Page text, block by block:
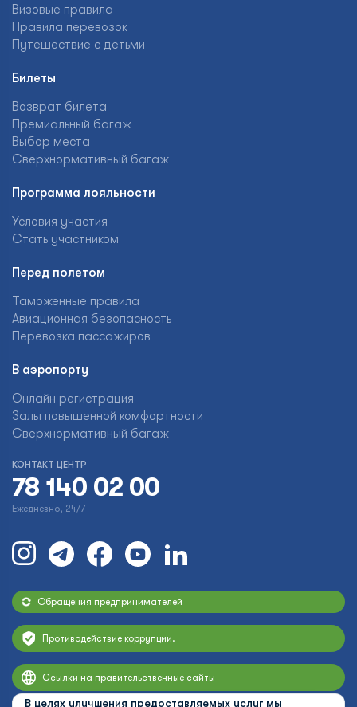
В целях улучшения предоставляемых услуг мы
Визовые правила
Правила перевозок
Путешествие с детьми
Билеты
Возврат билета
Премиальный багаж
Выбор места
Сверхнормативный багаж
Программа лояльности
Условия участия
Стать участником
Перед полетом
Таможенные правила
Авиационная безопасность
Перевозка пассажиров
В аэропорту
Онлайн регистрация
Залы повышенной комфортности
Сверхнормативный багаж
КОНТАКТ ЦЕНТР
78 140 02 00
Ежедневно, 24/7
Обращения предпринимателей
Противодействие коррупции.
Ссылки на правительственные сайты